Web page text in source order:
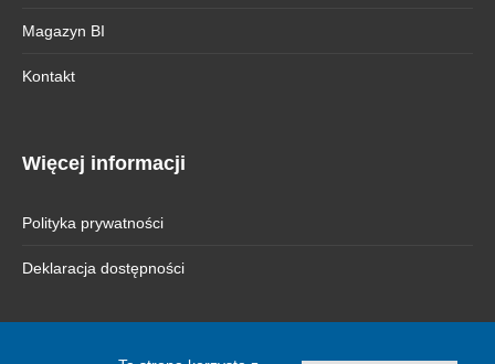
Magazyn BI
Kontakt
Więcej informacji
Polityka prywatności
Deklaracja dostępności